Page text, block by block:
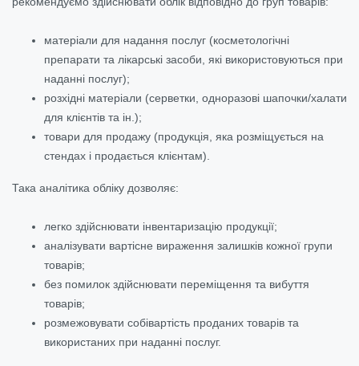
матеріали для надання послуг (косметологічні
препарати та лікарські засоби, які використовуються при
наданні послуг);
розхідні матеріали (серветки, одноразові шапочки/халати
для клієнтів та ін.);
товари для продажу (продукція, яка розміщується на
стендах і продається клієнтам).
Така аналітика обліку дозволяє:
легко здійснювати інвентаризацію продукції;
аналізувати вартісне вираження залишків кожної групи
товарів;
без помилок здійснювати переміщення та вибуття
товарів;
розмежовувати собівартість проданих товарів та
використаних при наданні послуг.